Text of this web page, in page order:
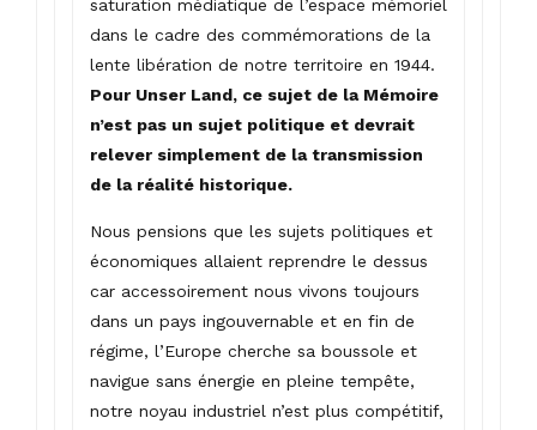
saturation médiatique de l’espace mémoriel
dans le cadre des commémorations de la
lente libération de notre territoire en 1944.
Pour Unser Land, ce sujet de la Mémoire
n’est pas un sujet politique et devrait
relever simplement de la transmission
de la réalité historique.
Nous pensions que les sujets politiques et
économiques allaient reprendre le dessus
car accessoirement nous vivons toujours
dans un pays ingouvernable et en fin de
régime, l’Europe cherche sa boussole et
navigue sans énergie en pleine tempête,
notre noyau industriel n’est plus compétitif,